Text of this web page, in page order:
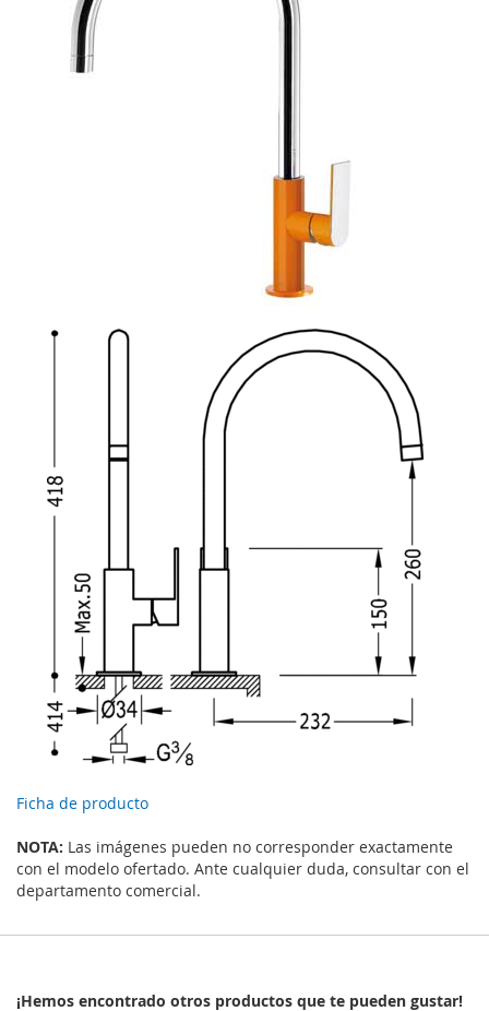
Ficha de producto
NOTA: Las imágenes pueden no corresponder exactamente
con el modelo ofertado. Ante cualquier duda, consultar con el
departamento comercial.
¡Hemos encontrado otros productos que te pueden gustar!